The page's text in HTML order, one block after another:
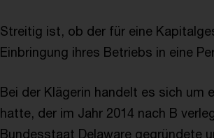
Streitig ist, ob der für eine
Einbringung ihres Betriebs in eine
Bei der Klägerin handelt es sich um
hatte, der im Jahr 2014 nach B
Bundesstaat Delaware gegründete